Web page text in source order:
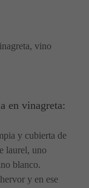
vino
en vinagreta:
y cubierta de
laurel, uno
blanco.
y en ese